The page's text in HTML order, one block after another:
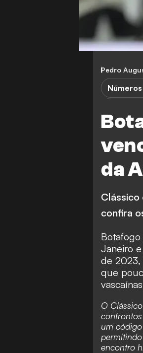
Pedro
da
Clássico
confira
Janeiro
de 2023,
que
O
um
encontro